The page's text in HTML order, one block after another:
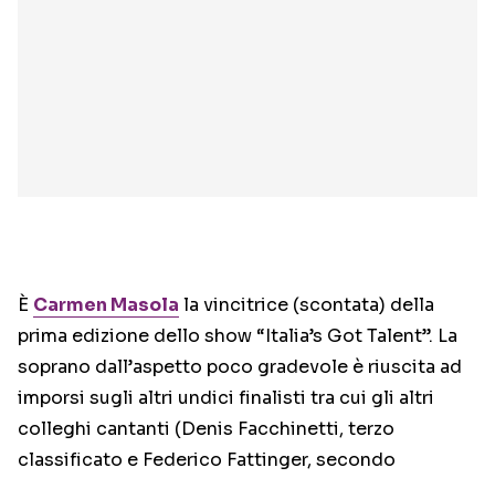
È Carmen Masola la vincitrice (scontata) della
prima edizione dello show “Italia’s Got Talent”. La
soprano dall’aspetto poco gradevole è riuscita ad
imporsi sugli altri undici finalisti tra cui gli altri
colleghi cantanti (Denis Facchinetti, terzo
classificato e Federico Fattinger, secondo